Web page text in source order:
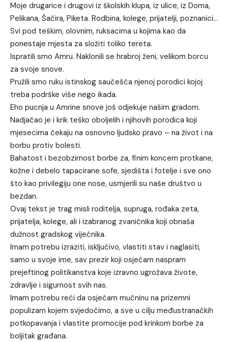
Moje drugarice i drugovi iz školskih klupa, iz ulice, iz Doma,
Pelikana, Šaćira, Piketa. Rodbina, kolege, prijatelji, poznanici…
Svi pod teškim, olovnim, ruksacima u kojima kao da
ponestaje mjesta za složiti toliko tereta.
Ispratili smo Amru. Naklonili se hrabroj ženi, velikom borcu
za svoje snove.
Pružili smo ruku istinskog saučešća njenoj porodici kojoj
treba podrške više nego ikada.
Eho pucnja u Amrine snove još odjekuje našim gradom.
Nadjačao je i krik teško oboljelih i njihovih porodica koji
mjesecima čekaju na osnovno ljudsko pravo – na život i na
borbu protiv bolesti.
Bahatost i bezobzirnost borbe za, finim koncem protkane,
kožne i debelo tapacirane sofe, sjedišta i fotelje i sve ono
što kao privilegiju one nose, usmjerili su naše društvo u
bezdan.
Ovaj tekst je trag misli roditelja, supruga, rođaka zeta,
prijatelja, kolege, ali i izabranog zvaničnika koji obnaša
dužnost gradskog vijećnika.
Imam potrebu izraziti, isključivo, vlastiti stav i naglasiti,
samo u svoje ime, sav prezir koji osjećam naspram
prejeftinog politikanstva koje izravno ugrožava živote,
zdravlje i sigurnost svih nas.
Imam potrebu reći da osjećam mučninu na prizemni
populizam kojem svjedočimo, a sve u cilju međustranačkih
potkopavanja i vlastite promocije pod krinkom borbe za
boljitak građana.